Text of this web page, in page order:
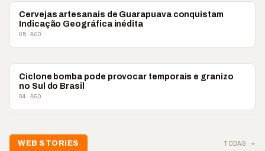
PARANÁ
Cervejas artesanais de Guarapuava conquistam
Indicação Geográfica inédita
05 AGO
PARANÁ
Ciclone bomba pode provocar temporais e granizo
no Sul do Brasil
04 AGO
WEB STORIES TODAS →
🔥 “O